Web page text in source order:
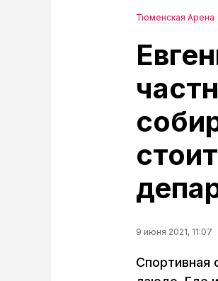
Тюменская Арена
9 июня 2021, 11:07
Спортивная